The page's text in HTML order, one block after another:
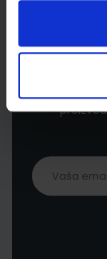
Prijavite